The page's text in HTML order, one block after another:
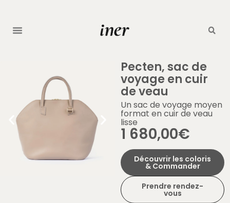
Pecten, sac de
voyage en cuir
de veau
Un sac de voyage moyen
format en cuir de veau
lisse
1 680,00€
Découvrir les coloris
& Commander
Prendre rendez-
vous